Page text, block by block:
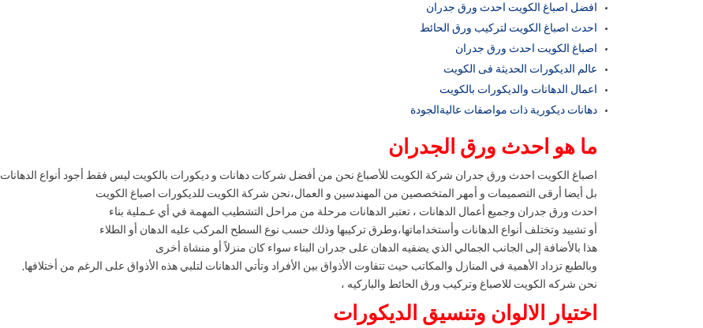
افضل اصباغ الكويت احدث ورق جدران
احدث اصباغ الكويت لتركيب ورق الحائط
اصباغ الكويت احدث ورق جدران
عالم الديكورات الحديثة فى الكويت
اعمال الدهانات والديكورات بالكويت
دهانات ديكورية ذات مواصفات عاليةالجودة
ما هو احدث ورق الجدران
اصباغ الكويت احدث ورق جدران شركة الكويت للأصباغ نحن من أفضل شركات دهانات و ديكورات بالكويت ليس فقط أجود أنواع الدهانات
بل أيضا أرقى التصميمات و أمهر المتخصصين من المهندسين و العمال،نحن شركة الكويت للديكورات اصباغ الكويت
احدث ورق جدران وجميع أعمال الدهانات ، تعتبر الدهانات مرحلة من مراحل التشطيب المهمة في أي عـملية بناء
أو تشييد وتختلف أنواع الدهانات وأستخداماتها،وطرق تركيبها وذلك حسب نوع السطح المركب عليه الدهان أو الطلاء
هذا بالأضافة إلى الجانب الجمالي الذي يضفيه الدهان على جدران البناء سواء كان منزلاً أو منشاة أخرى
وبالطبع تزداد الأهمية في المنازل والمكاتب حيث تتفاوت الأذواق بين الأفراد وتأتي الدهانات لتلبي هذه الأذواق على الرغم من أختلافها,
نحن شركه الكويت للاصباغ وتركيب ورق الحائط والباركيه ،
اختيار الالوان وتنسيق الديكورات